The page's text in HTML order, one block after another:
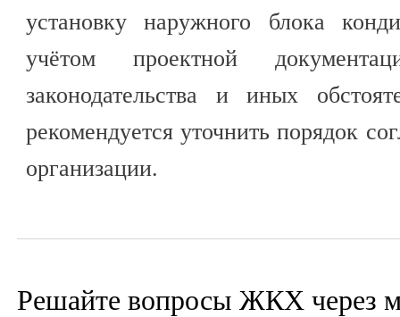
установку наружного блока
учётом проектной
законодательства и иных
рекомендуется уточнить порядок
организации.
Решайте вопросы ЖКХ через